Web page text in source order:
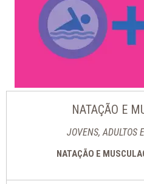
NATAÇÃO E
JOVENS, ADULTOS
NATAÇÃO E